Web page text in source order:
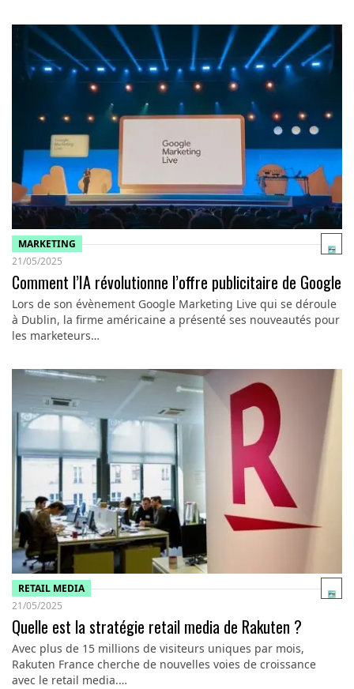
MARKETING
21/05/2025
Comment l’IA révolutionne l’offre publicitaire de Google
Lors de son évènement Google Marketing Live qui se déroule
à Dublin, la firme américaine a présenté ses nouveautés pour
les marketeurs…
RETAIL MEDIA
21/05/2025
Quelle est la stratégie retail media de Rakuten ?
Avec plus de 15 millions de visiteurs uniques par mois,
Rakuten France cherche de nouvelles voies de croissance
avec le retail media.…